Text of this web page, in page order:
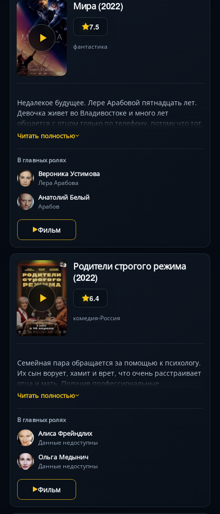
папу и просто актеров. Отец Анатолий проживет
свою жизнь заново.
Мира (2022)
7.5
фантастика
Недалекое будущее. Лере Арабовой пятнадцать лет.
Девочка живет во Владивостоке и много лет
общается с отцом только по телефону, потому что тот
находится на орбите, внутри космической станции.
может только Лера с помощью отца, который с
орбиты передает дочери сообщения.
Читать полностью
В главных ролях
Вероника Устимова
Лера Арабова
Анатолий Белый
Арабов
Фильм
Родители строгого режима
(2022)
6.4
комедия•Россия
Семейная пара обращается за помощью к психологу.
Их сын ворует, хамит и врет, что очень расстраивает
отца и мать. Получив профессиональные
консультации, они начинают действовать и сажают
супруга, милиция и сотрудники администрации, он
работает в мастерской отца и выходит по часам на
прогулку.
Читать полностью
В главных ролях
Алиса Фрейндлих
Данные недоступны
Ольга Медынич
Данные недоступны
Фильм